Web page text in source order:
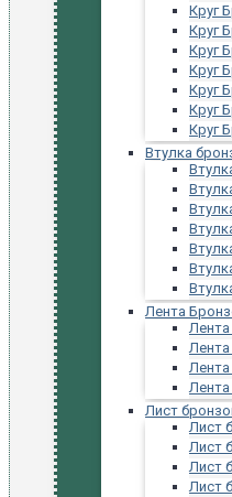
Круг
Круг
Круг
Круг
Круг
Круг
Круг
Втулка
Лента
Лист
Лист
Лист
Лист
Лист